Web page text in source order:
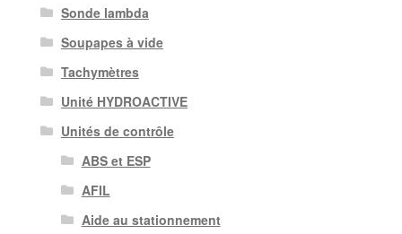
Sonde lambda
Soupapes à vide
Tachymètres
Unité HYDROACTIVE
Unités de contrôle
ABS et ESP
AFIL
Aide au stationnement